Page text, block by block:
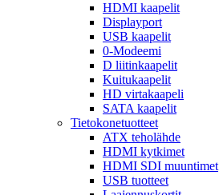
HDMI kaapelit
Displayport
USB kaapelit
0-Modeemi
D liitinkaapelit
Kuitukaapelit
HD virtakaapeli
SATA kaapelit
Tietokonetuotteet
ATX teholähde
HDMI kytkimet
HDMI SDI muuntimet
USB tuotteet